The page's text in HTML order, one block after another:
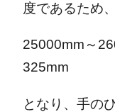
度であるため、
25000mm～
325mm
となり、手の